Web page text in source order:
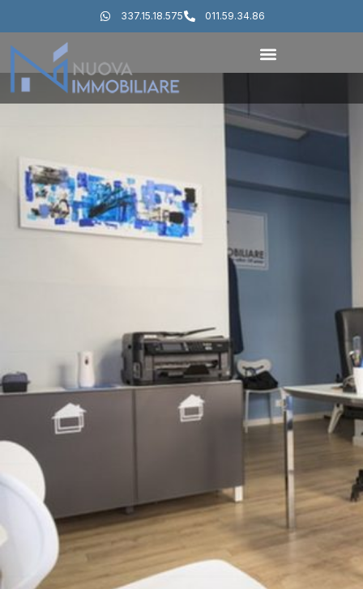
337.15.18.575 011.59.34.86